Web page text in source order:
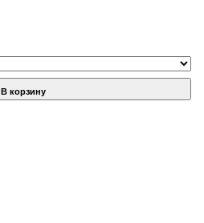
В корзину